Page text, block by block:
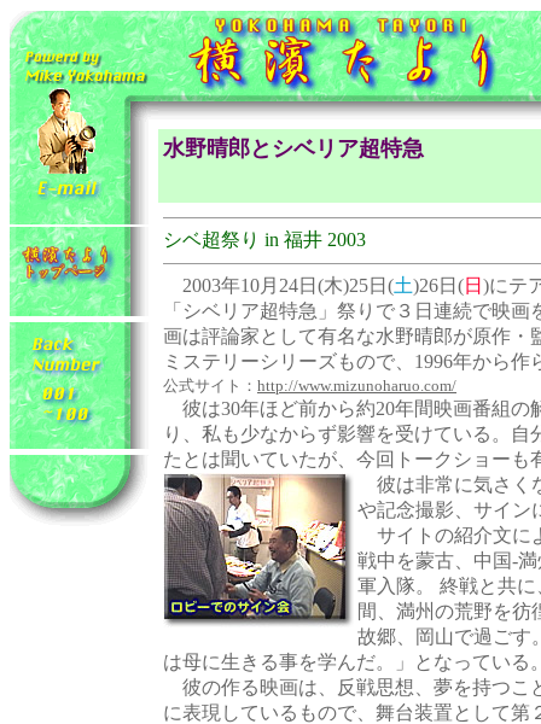
水野晴郎とシベリア超特急
シベ超祭り in 福井 2003
2003年10月24日(木)25日(土)26日(日 )にテ
「シベリア超特急」祭りで３日連続で映画
画は評論家として有名な水野晴郎が原作・
ミステリーシリーズもので、1996年から作
公式サイト： http://www.mizunoharuo.com/
彼は30年ほど前から約20年間映画番組の
り、私も少なからず影響を受けている。自
たとは聞いていたが、今回トークショー
彼は非常に気さく
や記念撮影、サイン
サイトの紹介文に
戦中を蒙古、中国-
軍入隊。 終戦と共
間、満州の荒野を彷
故郷、岡山で過ごす
は母に生きる事を学んだ。」となっている
彼の作る映画は、反戦思想、夢を持つこ
に表現しているもので、舞台装置として第